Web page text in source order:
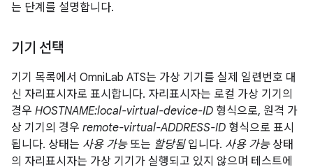
는 단계를 설명합니다.
기기 선택
기기 목록에서 OmniLab ATS는 가상 기기를 실제 일련번호 대
신 자리표시자로 표시합니다. 자리표시자는 로컬 가상 기기의
경우 HOSTNAME:local-virtual-device-ID 형식으로, 원격 가
상 기기의 경우 remote-virtual-ADDRESS-ID 형식으로 표시
됩니다. 상태는 사용 가능또는 할당됨입니다. 사용 가능상태
의 자리표시자는 가상 기기가 실행되고 있지 않으며 테스트에